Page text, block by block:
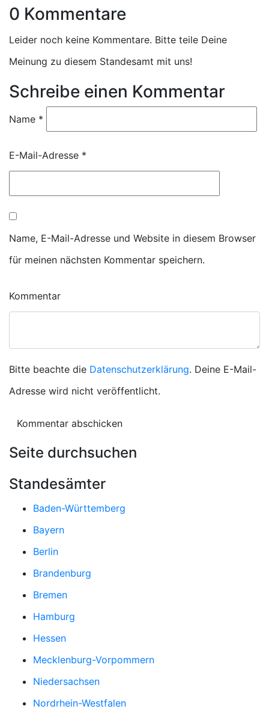
0 Kommentare
Leider noch keine Kommentare. Bitte teile Deine
Meinung zu diesem Standesamt mit uns!
Schreibe einen Kommentar
Name *
E-Mail-Adresse *
Name, E-Mail-Adresse und Website in diesem Browser
für meinen nächsten Kommentar speichern.
Kommentar
Bitte beachte die Datenschutzerklärung. Deine E-Mail-
Adresse wird nicht veröffentlicht.
Seite durchsuchen
Standesämter
Baden-Württemberg
Bayern
Berlin
Brandenburg
Bremen
Hamburg
Hessen
Mecklenburg-Vorpommern
Niedersachsen
Nordrhein-Westfalen